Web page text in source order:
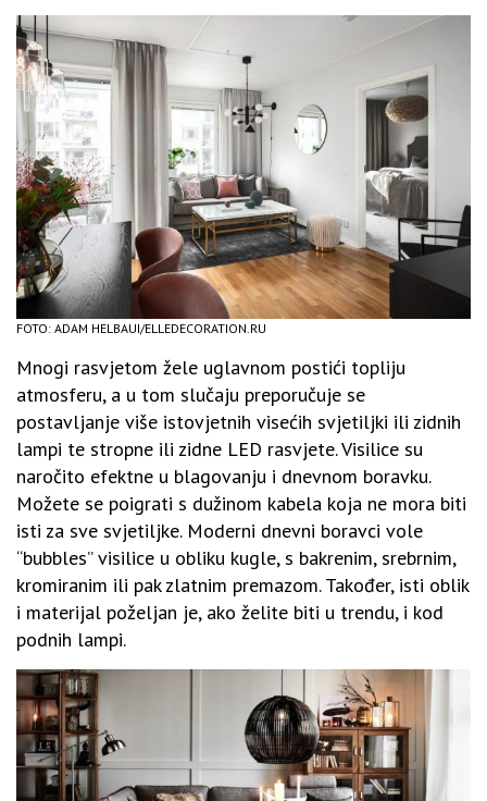
FOTO: ADAM HELBAUI/ELLEDECORATION.RU
Mnogi rasvjetom žele uglavnom postići topliju
atmosferu, a u tom slučaju preporučuje se
postavljanje više istovjetnih visećih svjetiljki ili zidnih
lampi te stropne ili zidne LED rasvjete. Visilice su
naročito efektne u blagovanju i dnevnom boravku.
Možete se poigrati s dužinom kabela koja ne mora biti
isti za sve svjetiljke. Moderni dnevni boravci vole
“bubbles” visilice u obliku kugle, s bakrenim, srebrnim,
kromiranim ili pak zlatnim premazom. Također, isti oblik
i materijal poželjan je, ako želite biti u trendu, i kod
podnih lampi.